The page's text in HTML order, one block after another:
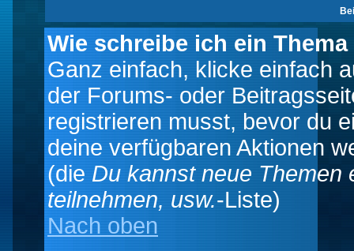
Wie schreibe ich ein
Ganz einfach, klicke einfach
der Forums- oder
registrieren musst, bevor du
deine verfügbaren Aktionen
(die Du kannst neue Themen
teilnehmen, usw.-Liste)
Nach oben